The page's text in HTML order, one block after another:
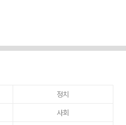
정치
사회